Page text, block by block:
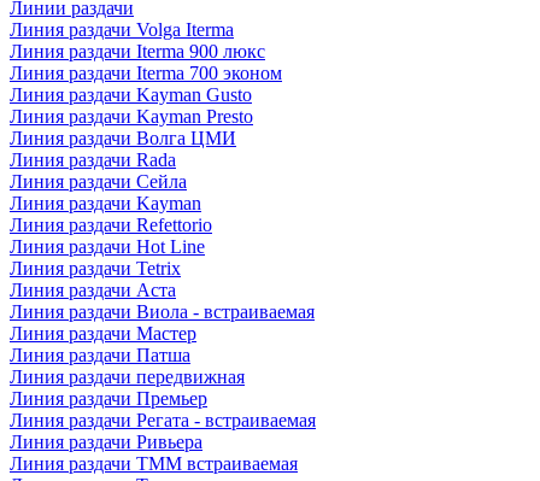
Линии раздачи
Линия раздачи Volga Iterma
Линия раздачи Iterma 900 люкс
Линия раздачи Iterma 700 эконом
Линия раздачи Kayman Gusto
Линия раздачи Kayman Presto
Линия раздачи Волга ЦМИ
Линия раздачи Rada
Линия раздачи Сейла
Линия раздачи Kayman
Линия раздачи Refettorio
Линия раздачи Hot Line
Линия раздачи Tetrix
Линия раздачи Аста
Линия раздачи Виола - встраиваемая
Линия раздачи Мастер
Линия раздачи Патша
Линия раздачи передвижная
Линия раздачи Премьер
Линия раздачи Регата - встраиваемая
Линия раздачи Ривьера
Линия раздачи ТММ встраиваемая